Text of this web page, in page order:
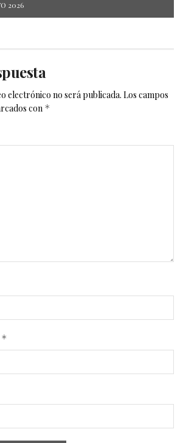
2026
electrónico no será publicada. Los campos
con *
*